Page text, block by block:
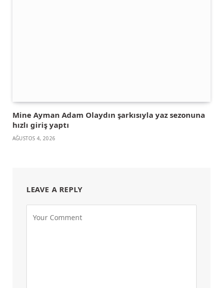
Mine Ayman Adam Olaydın şarkısıyla yaz sezonuna
hızlı giriş yaptı
AĞUSTOS 4, 2026
LEAVE A REPLY